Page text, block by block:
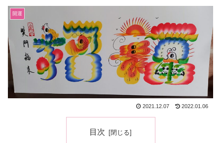
開運
2021.12.07 2022.01.06
目次